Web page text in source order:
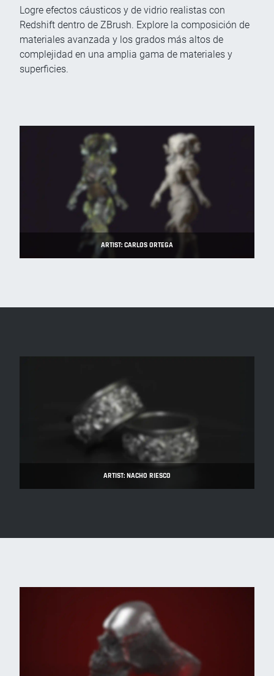
Logre efectos cáusticos y de vidrio realistas con
Redshift dentro de ZBrush. Explore la composición de
materiales avanzada y los grados más altos de
complejidad en una amplia gama de materiales y
superficies.
ARTIST: CARLOS ORTEGA
ARTIST: NACHO RIESCO